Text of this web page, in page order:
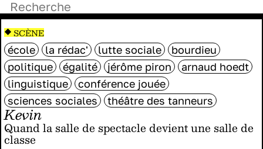
Kevin
Quand la salle de spectacle devient une salle de
classe
école la rédac' lutte sociale
bourdieu
politique
égalité jérôme piron
arnaud hoedt
linguistique
conférence jouée
sciences sociales
théâtre des tanneurs
SCÈNE